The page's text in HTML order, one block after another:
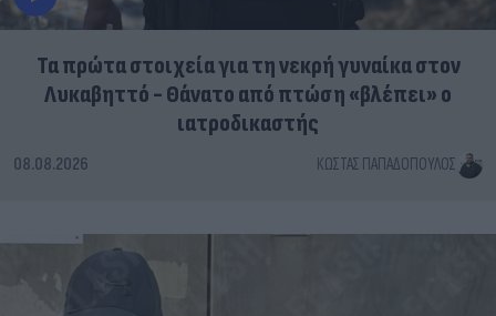
Τα πρώτα στοιχεία για τη νεκρή γυναίκα στον
Λυκαβηττό - Θάνατο από πτώση «βλέπει» ο
ιατροδικαστής
08.08.2026 ΚΏΣΤΑΣ ΠΑΠΑΔΌΠΟΥΛΟΣ